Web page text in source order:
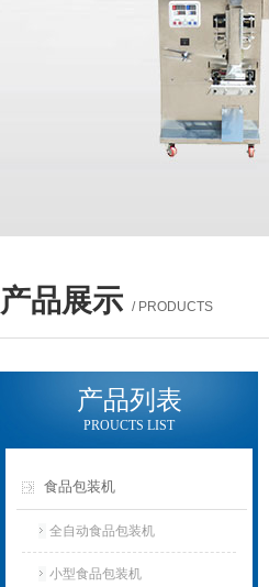
产品展示 / PRODUCTS
产品列表
PROUCTS LIST
食品包装机
全自动食品包装机
小型食品包装机